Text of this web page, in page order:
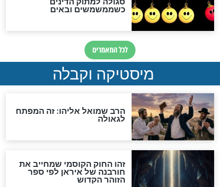
מה יהיה בימות המשיח?
"לפני הגאולה תהיה אפיקורסות
והכחשה גדולה מאוד של
האמונה"